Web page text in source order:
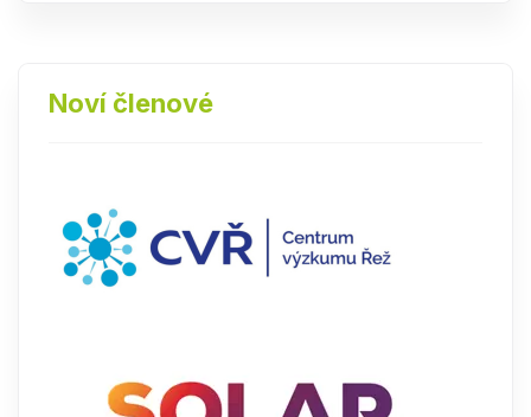
Noví členové